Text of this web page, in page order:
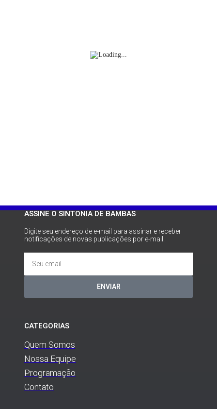
ASSINE O SINTONIA DE BAMBAS
Digite seu endereço de e-mail para assinar e receber
notificações de novas publicações por e-mail.
ENVIAR
CATEGORIAS
Quem Somos
Nossa Equipe
Programação
Contato